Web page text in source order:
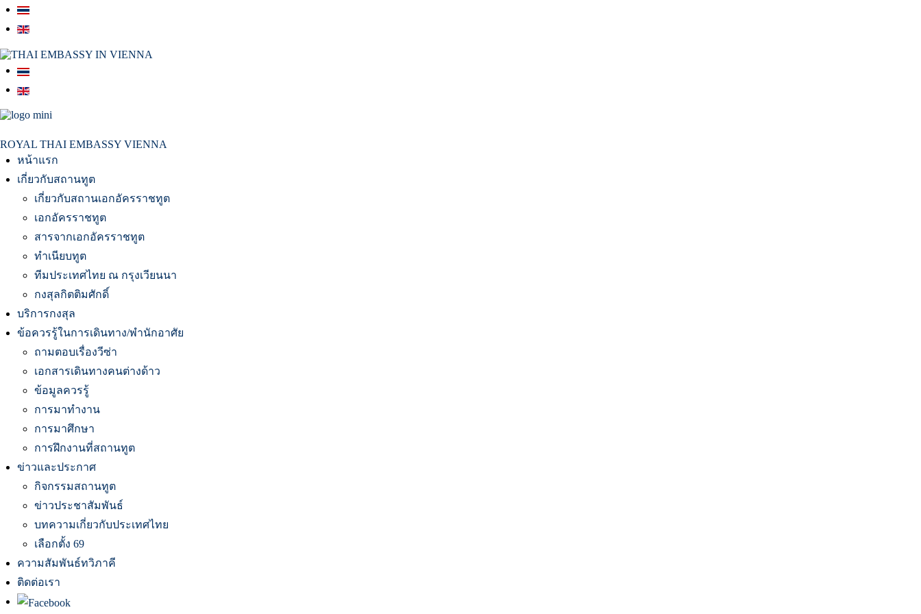
ROYAL THAI EMBASSY VIENNA
หน้าแรก
เกี่ยวกับสถานทูต
เกี่ยวกับสถานเอกอัครราชทูต
เอกอัครราชทูต
สารจากเอกอัครราชทูต
ทำเนียบทูต
ทีมประเทศไทย ณ กรุงเวียนนา
กงสุลกิตติมศักดิ์
บริการกงสุล
ข้อควรรู้ในการเดินทาง/พำนักอาศัย
ถามตอบเรื่องวีซ่า
เอกสารเดินทางคนต่างด้าว
ข้อมูลควรรู้
การมาทำงาน
การมาศึกษา
การฝึกงานที่สถานทูต
ข่าวและประกาศ
กิจกรรมสถานทูต
ข่าวประชาสัมพันธ์
บทความเกี่ยวกับประเทศไทย
เลือกตั้ง 69
ความสัมพันธ์ทวิภาคี
ติดต่อเรา